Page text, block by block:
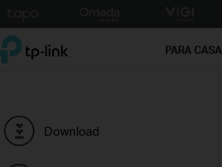
TP-Link, Reliably Smart PARA CASA
Download